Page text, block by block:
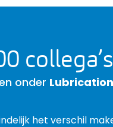
onder Lubrication
het verschil